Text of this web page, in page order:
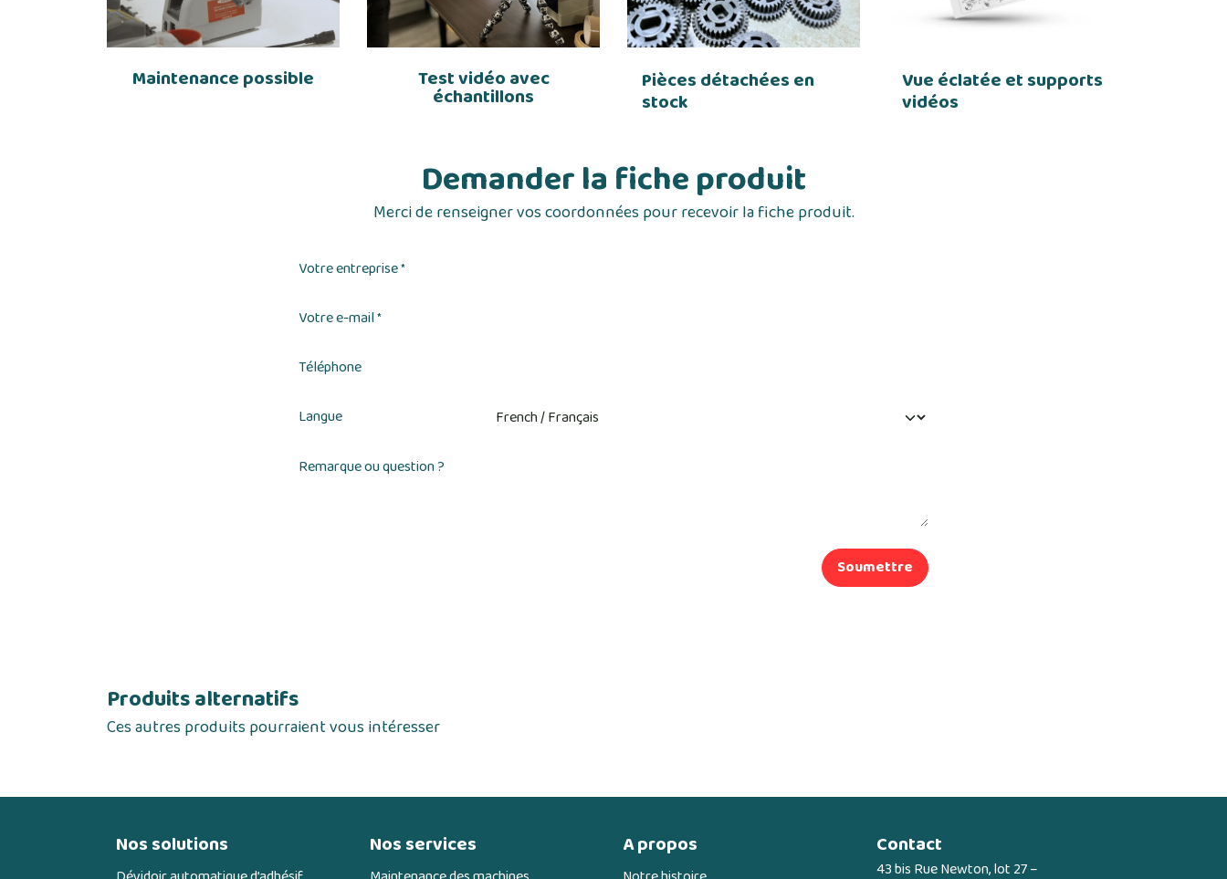
Maintenance possible Test vidéo avec
échantillons
Pièces détachées en
stock
Vue éclatée et supports
vidéos
Demander la fiche produit
Merci de renseigner vos coordonnées pour recevoir la fiche produit.
Votre entreprise*
Votre e-mail*
Téléphone
Langue
Remarque ou question ?
Soumettre
Produits alternatifs
Ces autres produits pourraient vous intéresser
Nos solutions Nos services A propos Contact
43 bis Rue Newton, lot 27 –